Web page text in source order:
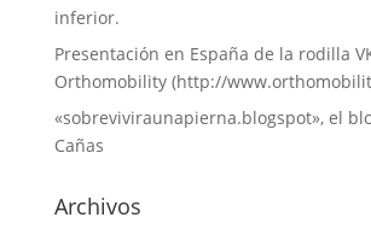
inferior.
Presentación en España de la rodilla
Orthomobility (http://
«sobreviviraunapierna.blogspot», el
Cañas
Archivos